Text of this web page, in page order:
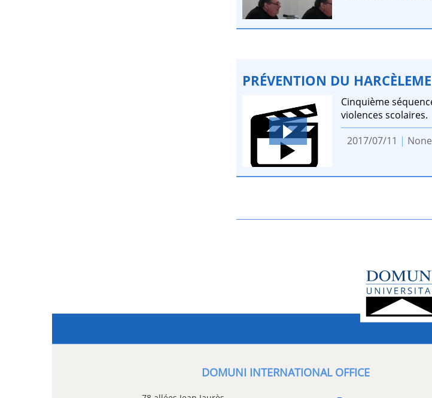
PRÉVENTION DU
Cinquième
violences scolaires.
2017/07/11 | None
DOMUNI INTERNATIONAL OFFICE